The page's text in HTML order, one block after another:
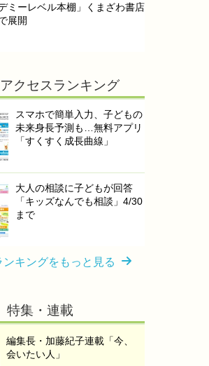
ミーレベル本棚」くまざわ書店
展開
クセスランキング
スマホで簡単入力、子どもの
未来身長予測も…無料アプリ
「すくすく成長曲線」
大人の相談に子どもが回答
「キッズなんでも相談」4/30
まで
ンキングをもっと見る
特集・連載
編集長・加藤紀子連載「今、
会いたい人」